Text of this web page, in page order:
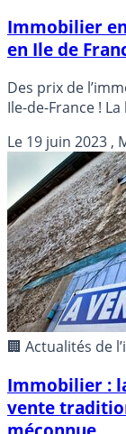
Immobilier
en Ile de
Des prix de
Ile-de-France !
acheter en Ile-
Le 19 juin 2023 ,
🏢 Actualités de
Immobilier :
vente